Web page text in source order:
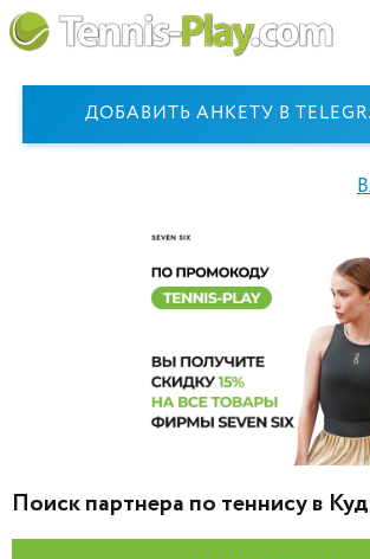
ДОБАВИТЬ АНКЕТУ В
Поиск партнера по теннису в